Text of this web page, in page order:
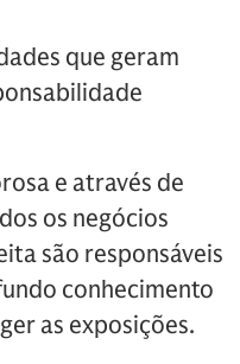
que geram
e através de
os negócios
são responsáveis
conhecimento
as exposições.